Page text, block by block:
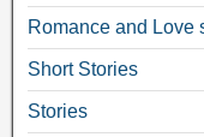
Romance and Love
Short Stories
Stories